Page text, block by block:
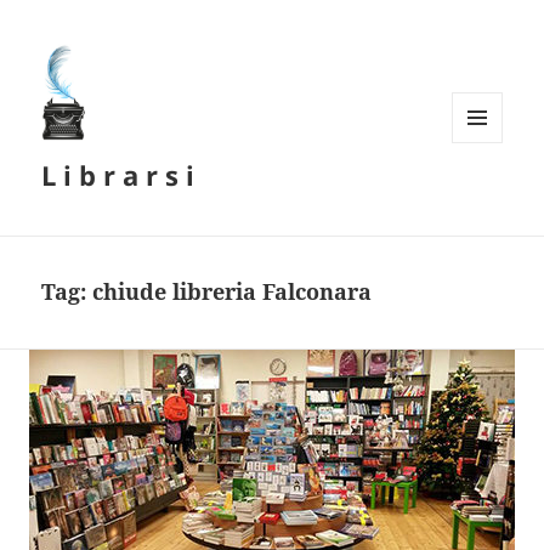
L i b r a r s i
Tag:chiude libreria Falconara